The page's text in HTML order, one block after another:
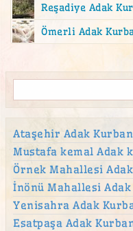
Atalar
Ataşehir
Ataşehir
Atatürk
Aydınevler
Aziz Mahmut
Bağlarbaşı
Reşadiye Adak
Ömerli Adak
Ataşehir Adak
Mustafa kemal Adak
Örnek Mahallesi
İnönü Mahallesi Adak
Yenisahra Adak
Esatpaşa Adak